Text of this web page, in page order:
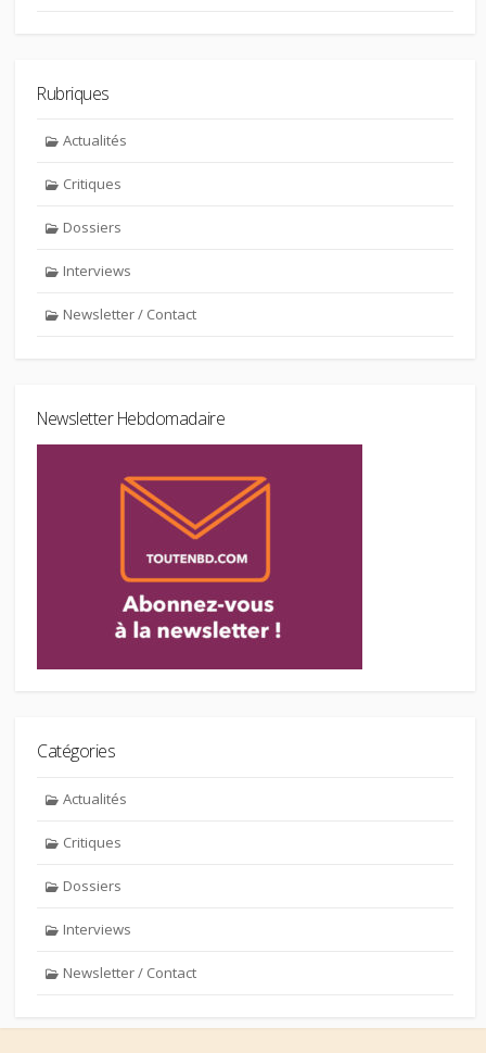
Rubriques
Actualités
Critiques
Dossiers
Interviews
Newsletter / Contact
Newsletter Hebdomadaire
Catégories
Actualités
Critiques
Dossiers
Interviews
Newsletter / Contact